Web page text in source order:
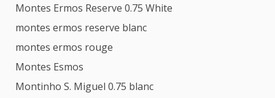
Montes Ermos Reserve 0.75 White
montes ermos reserve blanc
montes ermos rouge
Montes Esmos
Montinho S. Miguel 0.75 blanc